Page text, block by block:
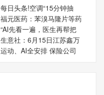
每日头条!空调“15分钟抽
福元医药：苯溴马隆片等药
“AI先看一遍，医生再帮把
生意社：6月15日江苏鑫万
运动、AI全安排 保险公司